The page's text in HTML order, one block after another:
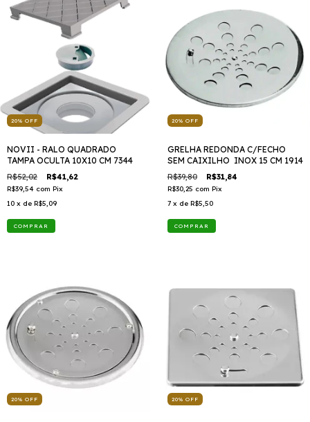
20% OFF
NOVII - RALO QUADRADO
TAMPA OCULTA 10X10 CM 7344
R$52,02 R$41,62
R$39,54 com Pix
10 x de R$5,09
20% OFF
GRELHA REDONDA C/FECHO
SEM CAIXILHO INOX 15 CM 1914
R$39,80 R$31,84
R$30,25 com Pix
7 x de R$5,50
20% OFF 20% OFF